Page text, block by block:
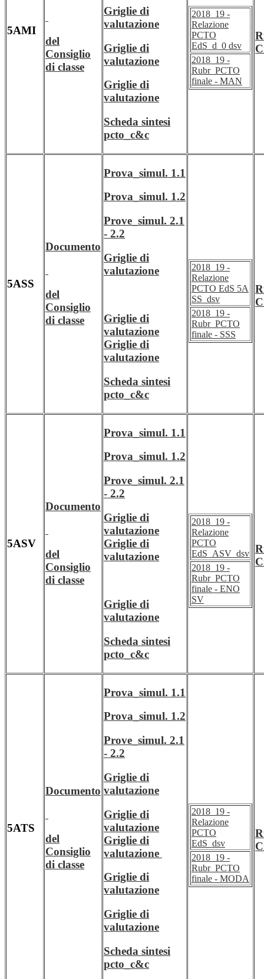
5AMI
del
Consiglio
di classe
Griglie di
valutazione
Griglie di
valutazione
Griglie di
valutazione
Scheda sintesi
pcto_c&c
2018_19 -
Relazione
PCTO
EdS_d_0 dsv
2018_19 -
Rubr_PCTO
finale - MAN
5ASS
Documento
del
Consiglio
di classe
Prova_simul. 1.1
Prova_simul. 1.2
Prove_simul. 2.1
- 2.2
Griglie di
valutazione
Griglie di
valutazione
Griglie di
valutazione
Scheda sintesi
pcto_c&c
2018_19 -
Relazione
PCTO EdS 5A
SS_dsv
2018_19 -
Rubr_PCTO
finale - SSS
5ASV
Documento
del
Consiglio
di classe
Prova_simul. 1.1
Prova_simul. 1.2
Prove_simul. 2.1
- 2.2
Griglie di
valutazione
Griglie di
valutazione
Griglie di
valutazione
Scheda sintesi
pcto_c&c
2018_19 -
Relazione
PCTO
EdS_ASV_dsv
2018_19 -
Rubr_PCTO
finale - ENO
SV
5ATS
Documento
del
Consiglio
di classe
Prova_simul. 1.1
Prova_simul. 1.2
Prove_simul. 2.1
- 2.2
Griglie di
valutazione
Griglie di
valutazione
Griglie di
valutazione
Griglie di
valutazione
Griglie di
valutazione
Scheda sintesi
pcto_c&c
2018_19 -
Relazione
PCTO
EdS_dsv
2018_19 -
Rubr_PCTO
finale - MODA